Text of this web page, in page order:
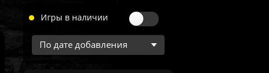
Игры в наличии